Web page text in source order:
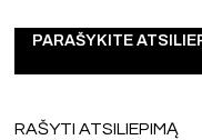
PARAŠYKITE
RAŠYTI ATSILIEPIMĄ